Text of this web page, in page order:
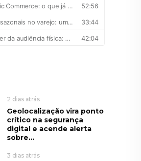
2 dias atrás
Geolocalização vira ponto
crítico na segurança
digital e acende alerta
sobre...
3 dias atrás